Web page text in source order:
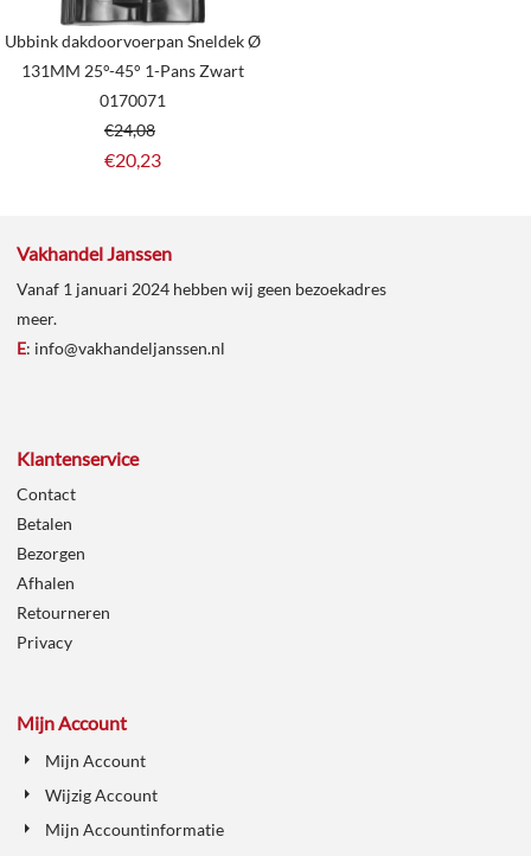
Ubbink dakdoorvoerpan Sneldek Ø
131MM 25°-45° 1-Pans Zwart
0170071
€24,08
€20,23
Vakhandel Janssen
Vanaf 1 januari 2024 hebben wij geen bezoekadres
meer.
E: info@vakhandeljanssen.nl
Klantenservice
Contact
Betalen
Bezorgen
Afhalen
Retourneren
Privacy
Mijn Account
Mijn Account
Wijzig Account
Mijn Accountinformatie